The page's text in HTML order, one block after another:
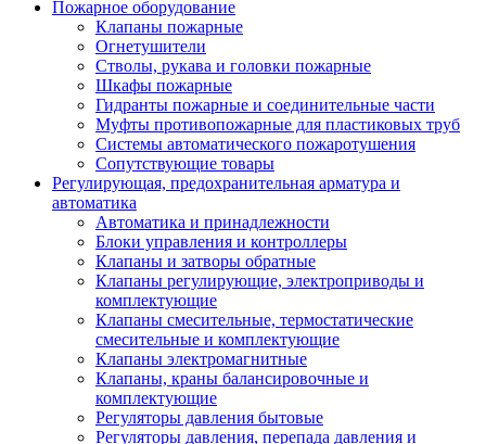
Пожарное оборудование
Клапаны пожарные
Огнетушители
Стволы, рукава и головки пожарные
Шкафы пожарные
Гидранты пожарные и соединительные части
Муфты противопожарные для пластиковых труб
Системы автоматического пожаротушения
Сопутствующие товары
Регулирующая, предохранительная арматура и
автоматика
Автоматика и принадлежности
Блоки управления и контроллеры
Клапаны и затворы обратные
Клапаны регулирующие, электроприводы и
комплектующие
Клапаны смесительные, термостатические
смесительные и комплектующие
Клапаны электромагнитные
Клапаны, краны балансировочные и
комплектующие
Регуляторы давления бытовые
Регуляторы давления, перепада давления и